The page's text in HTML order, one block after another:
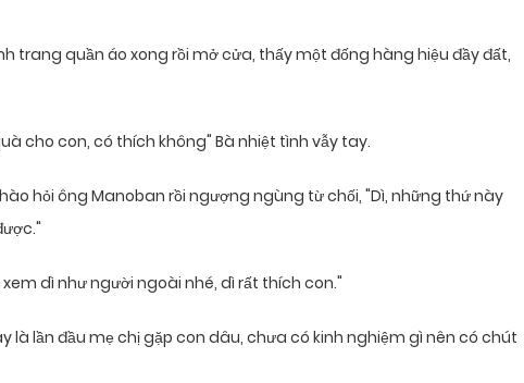
trang quần áo xong rồi mở cửa, thấy một đống hàng hiệu đầy đất,
cho con, có thích không" Bà nhiệt tình vẫy tay.
hỏi ông Manoban rồi ngượng ngùng từ chối, "Dì, những thứ này
dì như người ngoài nhé, dì rất thích con."
là lần đầu mẹ chị gặp con dâu, chưa có kinh nghiệm gì nên có chút